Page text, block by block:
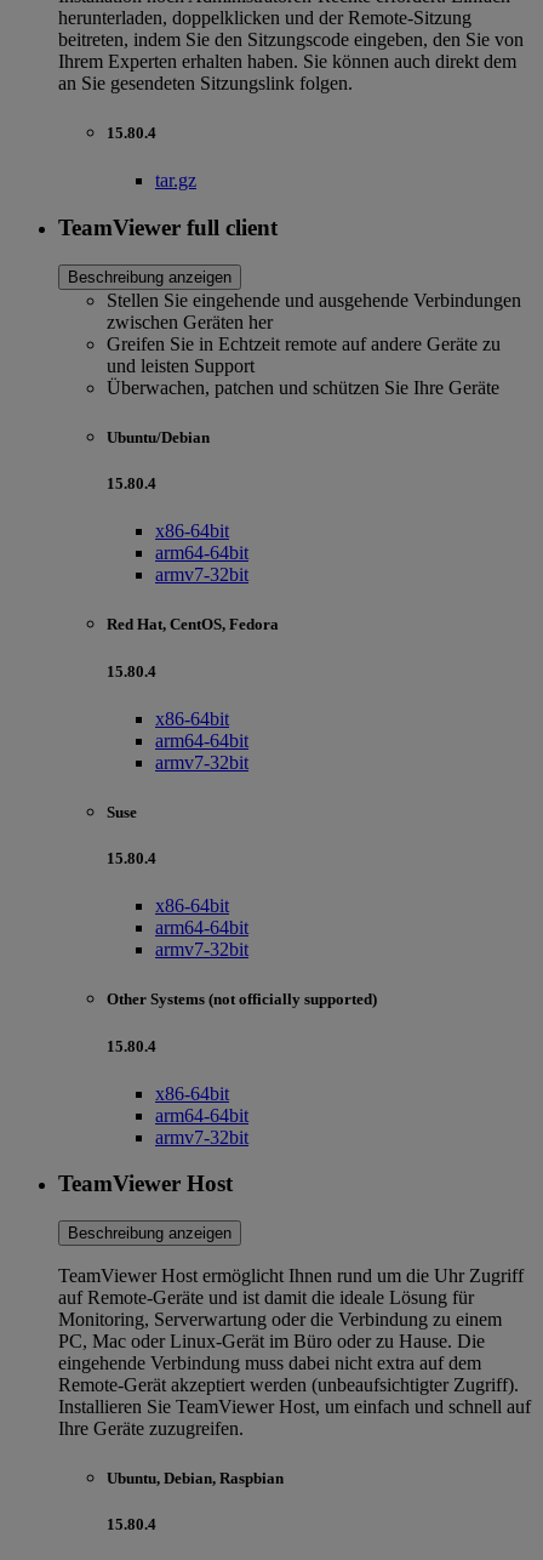
herunterladen, doppelklicken und der Remote-Sitzung
beitreten, indem Sie den Sitzungscode eingeben, den Sie von
Ihrem Experten erhalten haben. Sie können auch direkt dem
an Sie gesendeten Sitzungslink folgen.
15.80.4
tar.gz
TeamViewer full client
Beschreibung anzeigen
Stellen Sie eingehende und ausgehende Verbindungen
zwischen Geräten her
Greifen Sie in Echtzeit remote auf andere Geräte zu
und leisten Support
Überwachen, patchen und schützen Sie Ihre Geräte
Ubuntu/Debian
15.80.4
x86-64bit
arm64-64bit
armv7-32bit
Red Hat, CentOS, Fedora
15.80.4
x86-64bit
arm64-64bit
armv7-32bit
Suse
15.80.4
x86-64bit
arm64-64bit
armv7-32bit
Other Systems (not officially supported)
15.80.4
x86-64bit
arm64-64bit
armv7-32bit
TeamViewer Host
Beschreibung anzeigen
TeamViewer Host ermöglicht Ihnen rund um die Uhr Zugriff
auf Remote-Geräte und ist damit die ideale Lösung für
Monitoring, Serverwartung oder die Verbindung zu einem
PC, Mac oder Linux-Gerät im Büro oder zu Hause. Die
eingehende Verbindung muss dabei nicht extra auf dem
Remote-Gerät akzeptiert werden (unbeaufsichtigter Zugriff).
Installieren Sie TeamViewer Host, um einfach und schnell auf
Ihre Geräte zuzugreifen.
Ubuntu, Debian, Raspbian
15.80.4